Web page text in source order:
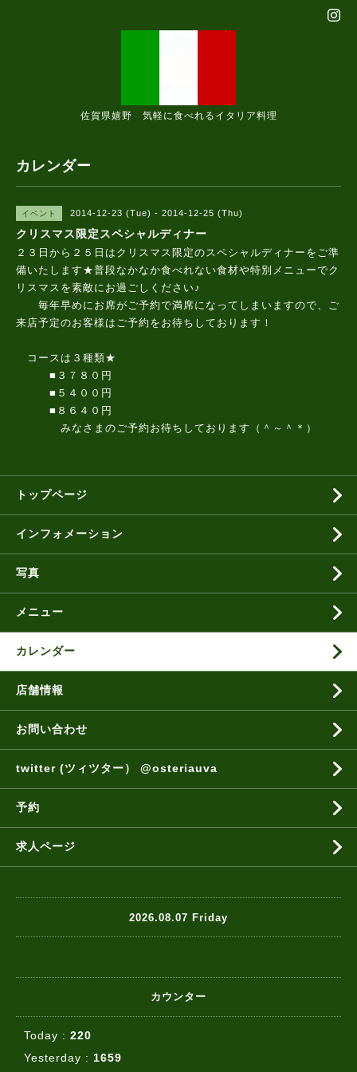
佐賀県嬉野 気軽に食べれるイタリア料理
カレンダー
イベント 2014-12-23 (Tue) - 2014-12-25 (Thu)
クリスマス限定スペシャルディナー
２３日から２５日はクリスマス限定のスペシャルディナーをご準
備いたします★普段なかなか食べれない食材や特別メニューでク
リスマスを素敵にお過ごしください♪
毎年早めにお席がご予約で満席になってしまいますので、ご
来店予定のお客様はご予約をお待ちしております！
コースは３種類★
■３７８０円
■５４００円
■８６４０円
みなさまのご予約お待ちしております（＾～＾＊）
トップページ
インフォメーション
写真
メニュー
カレンダー
店舗情報
お問い合わせ
twitter (ツィツター） @osteriauva
予約
求人ページ
2026.08.07 Friday
カウンター
Today : 220
Yesterday : 1659